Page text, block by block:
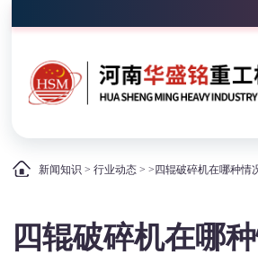
新闻知识 >行业动态 > >四辊破碎机在哪种情
四辊破碎机在哪